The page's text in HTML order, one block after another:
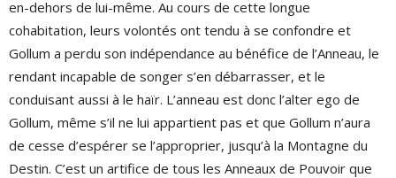
en-dehors de lui-même. Au cours de cette longue
cohabitation, leurs volontés ont tendu à se confondre et
Gollum a perdu son indépendance au bénéfice de l’Anneau, le
rendant incapable de songer s’en débarrasser, et le
conduisant aussi à le haïr. L’anneau est donc l’alter ego de
Gollum, même s’il ne lui appartient pas et que Gollum n’aura
de cesse d’espérer se l’approprier, jusqu’à la Montagne du
Destin. C’est un artifice de tous les Anneaux de Pouvoir que